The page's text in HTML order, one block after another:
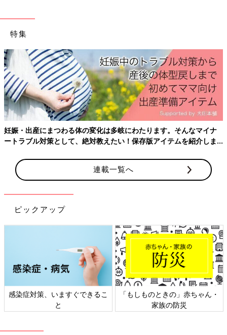
たまひよ ファミリーパークで宝探しの大冒険♪スマートフォンが
あればだれでも参加できるクイズゲーム。全問正解してプレゼン
トを手に入れよう！
なりきり表紙体験
会場で「たまごクラブ」「ひよこクラブ」表紙モデルの気分にな
れちゃう!? 来場記念におすすめ☆
※撮影にはご自身のカメラが必要です。
特集
妊娠・出産にまつわる体の変化は多岐にわたります。そんなマイナ
ートラブル対策として、絶対教えたい！保存版アイテムを紹介しま
連載一覧へ
ピックアップ
感染症対策、いますぐできるこ
と
「もしものときの」赤ちゃん・
家族の防災